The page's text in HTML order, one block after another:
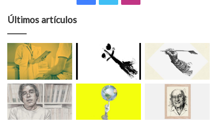
Últimos artículos